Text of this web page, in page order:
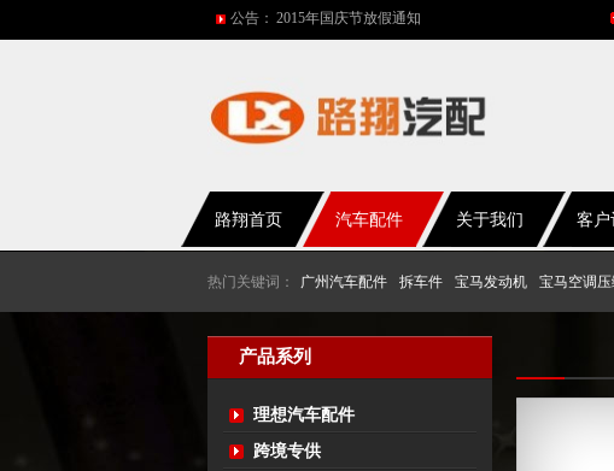
公告： 网站改版
2017年春节放假通知
路翔首页 汽车配件 关于我们 客户
热门关键词： 广州汽车配件 拆车件 宝马发动机 宝马空调
产品系列
理想汽车配件
跨境专供